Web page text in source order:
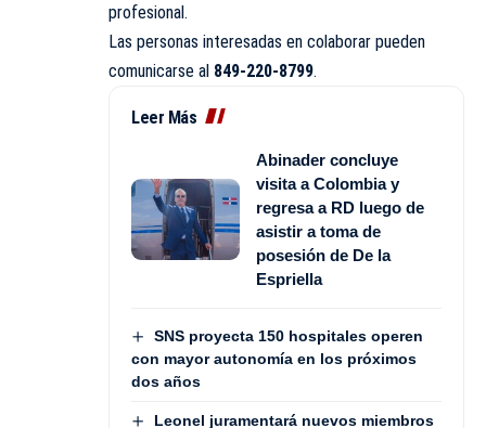
profesional.
Las personas interesadas en colaborar pueden
comunicarse al 849-220-8799.
Leer Más
Abinader concluye
visita a Colombia y
regresa a RD luego de
asistir a toma de
posesión de De la
Espriella
SNS proyecta 150 hospitales operen
con mayor autonomía en los próximos
dos años
Leonel juramentará nuevos miembros